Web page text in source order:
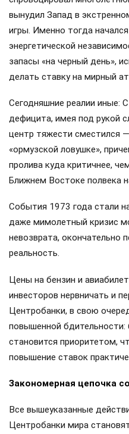
вынудил Запад в
игры. Именно тогда
энергетической
запасы «на черный день»,
делать ставку на мирный
Сегодняшние реалии иные:
дефицита, имея под рукой
центр тяжести сместился
«ормузской ловушке»,
пролива куда критичнее,
Ближнем Востоке полвека
События 1973 года стали
даже мимолетный кризис
невозврата, окончательно
реальность.
Цены на бензин и
инвесторов нервничать и
Центробанки, в свою
повышенной бдительности:
становится приоритетом,
повышение ставок
Закономерная цепочка
Все вышеуказанные
Центробанки мира